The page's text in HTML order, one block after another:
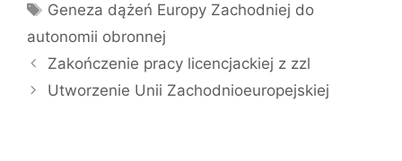
Tagi
Geneza dążeń Europy Zachodniej do
autonomii obronnej
Zakończenie pracy licencjackiej z zzl
Utworzenie Unii Zachodnioeuropejskiej